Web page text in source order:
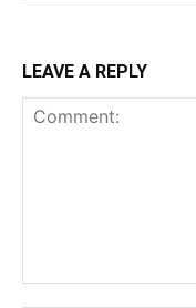
LEAVE A REPLY